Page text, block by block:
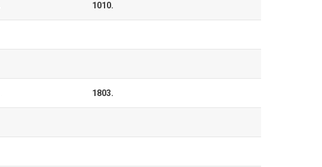
1010.
1803.